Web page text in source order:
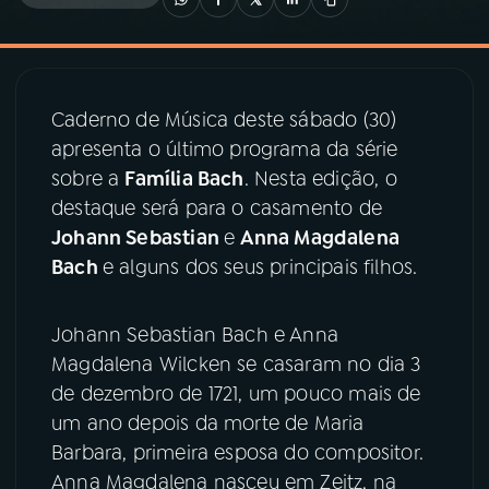
03PROGRAMAÇÃO
04PROGRAMAS
PODCASTS
06 VIDEOCASTS
07ÚLTIMAS
PRÊMIO RÁDIO MEC
Caderno de Música deste sábado (30)
apresenta o último programa da série
sobre a Família Bach. Nesta edição, o
destaque será para o casamento de
Johann SebastianeAnna Magdalena
Bach e alguns dos seus principais filhos.
Johann Sebastian Bach e Anna
Magdalena Wilcken se casaram no dia 3
de dezembro de 1721, um pouco mais de
um ano depois da morte de Maria
Barbara, primeira esposa do compositor.
Anna Magdalena nasceu em Zeitz, na